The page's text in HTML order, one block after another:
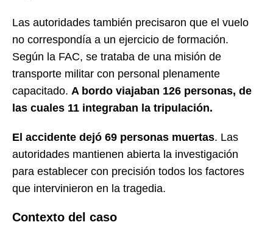
Las autoridades también precisaron que el vuelo
no correspondía a un ejercicio de formación.
Según la FAC, se trataba de una misión de
transporte militar con personal plenamente
capacitado. A bordo viajaban 126 personas, de
las cuales 11 integraban la tripulación.
El accidente dejó 69 personas muertas. Las
autoridades mantienen abierta la investigación
para establecer con precisión todos los factores
que intervinieron en la tragedia.
Contexto del caso